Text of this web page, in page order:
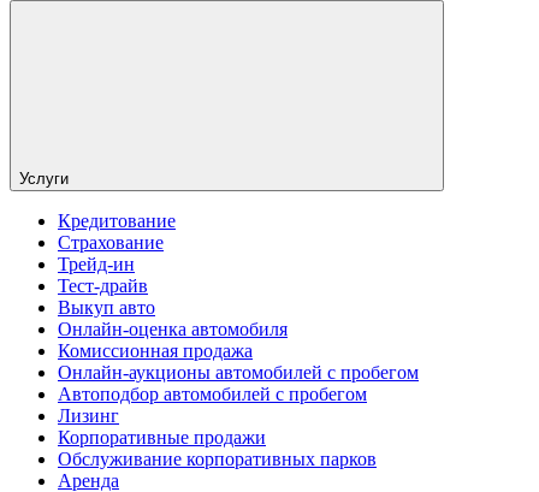
Услуги
Кредитование
Страхование
Трейд-ин
Тест-драйв
Выкуп авто
Онлайн-оценка автомобиля
Комиссионная продажа
Онлайн-аукционы автомобилей с пробегом
Автоподбор автомобилей с пробегом
Лизинг
Корпоративные продажи
Обслуживание корпоративных парков
Аренда